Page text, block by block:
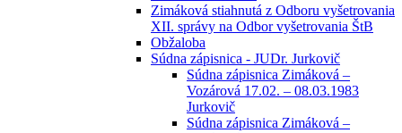
Zimáková stiahnutá z Odboru vyšetrovania
XII. správy na Odbor vyšetrovania ŠtB
Obžaloba
Súdna zápisnica - JUDr. Jurkovič
Súdna zápisnica Zimáková –
Vozárová 17.02. – 08.03.1983
Jurkovič
Súdna zápisnica Zimáková –